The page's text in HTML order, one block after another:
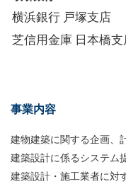
横浜銀行 戸塚支店
芝信用金庫 日本橋支
事業内容
建物建築に関する企画、
建築設計に係るシステム
建築設計・施工業者に対